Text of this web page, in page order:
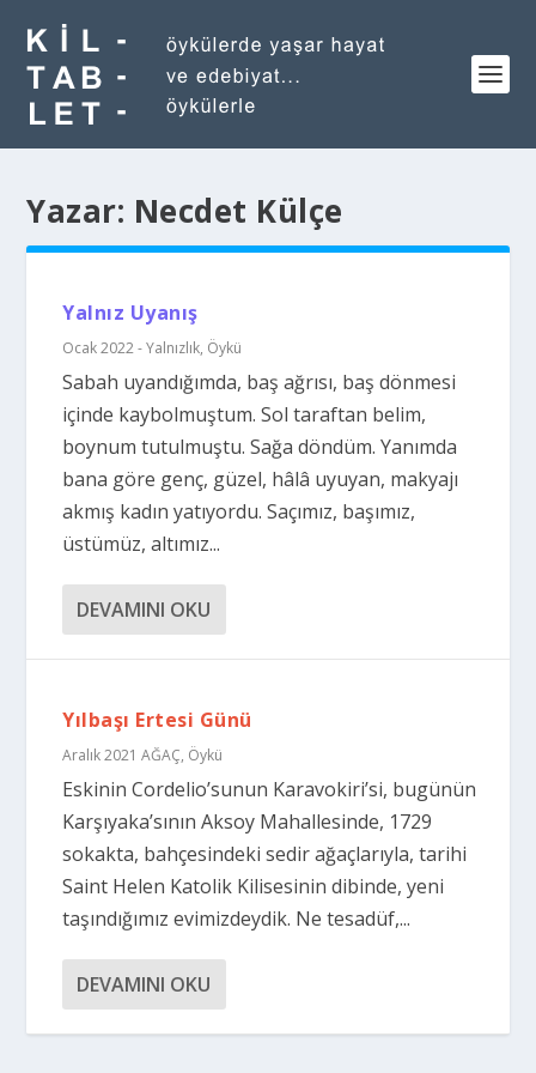
Yazar: Necdet Külçe
Yalnız Uyanış
Ocak 2022 - Yalnızlık, Öykü
Sabah uyandığımda, baş ağrısı, baş dönmesi
içinde kaybolmuştum. Sol taraftan belim,
boynum tutulmuştu. Sağa döndüm. Yanımda
bana göre genç, güzel, hâlâ uyuyan, makyajı
akmış kadın yatıyordu. Saçımız, başımız,
üstümüz, altımız...
DEVAMINI OKU
Yılbaşı Ertesi Günü
Aralık 2021 AĞAÇ, Öykü
Eskinin Cordelio’sunun Karavokiri’si, bugünün
Karşıyaka’sının Aksoy Mahallesinde, 1729
sokakta, bahçesindeki sedir ağaçlarıyla, tarihi
Saint Helen Katolik Kilisesinin dibinde, yeni
taşındığımız evimizdeydik. Ne tesadüf,...
DEVAMINI OKU